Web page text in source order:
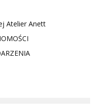
Atelier Anett